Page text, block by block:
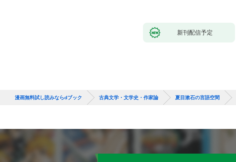
新刊配信予定
漫画無料試し読みならdブック 古典文学・文学史・作家論 夏目漱石の言語空間